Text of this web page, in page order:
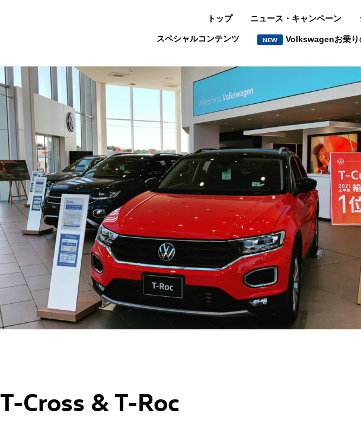
トップ ニュース・キャンペーン
スペシャルコンテンツ NEW Volkswagenお乗り
T-Cross & T-Roc